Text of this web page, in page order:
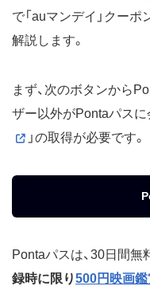
で「auマンデイ」クー
解説します。
まず、次のボタンから
ザー以外がPontaパスに
」の取得が必要です。
Pontaパスは、30日間無
録時に限り500円映画